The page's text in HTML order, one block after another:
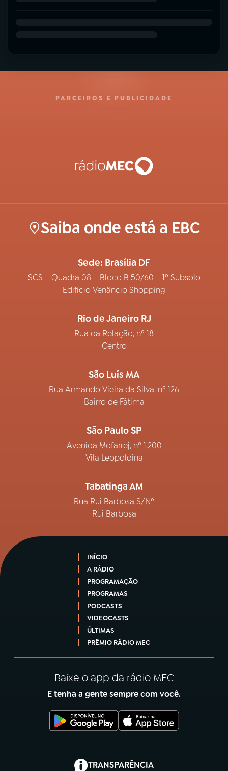
PARCEIROS E PUBLICIDADE
Saiba onde está a EBC
Sede: Brasília DF
SCS – Quadra 08 – Bloco B 50/60 – 1º Subsolo
Edifício Venâncio Shopping
Rio de Janeiro RJ
Rua da Relação, nº 18
Centro
São Luís MA
Rua Armando Vieira da Silva, nº 126
Bairro de Fátima
São Paulo SP
Avenida Mofarrej, nº 1.200
Vila Leopoldina
Tabatinga AM
Rua Rui Barbosa S/Nº
Rui Barbosa
INÍCIO
A RÁDIO
PROGRAMAÇÃO
PROGRAMAS
PODCASTS
VIDEOCASTS
ÚLTIMAS
PRÊMIO RÁDIO MEC
Baixe o app da rádio MEC
E tenha a gente sempre com você.
TRANSPARÊNCIA
(abre em nova aba)